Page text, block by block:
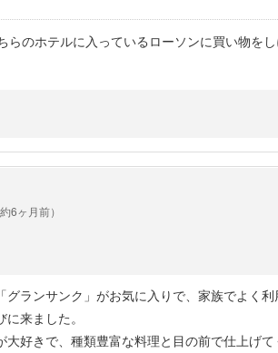
らのホテルに入っているローソンに買い物を
ランサンクでブッフェを楽しみたいところなの
はぜひ、家族でレストランを楽しみたいと思
6ヶ月前）
ランサンク」がお気に入りで、家族でよく利
来ました。
好きで、種類豊富な料理と目の前で仕上げ